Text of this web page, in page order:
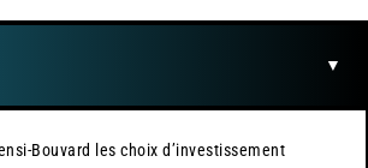
Bouvard les choix d’investissement